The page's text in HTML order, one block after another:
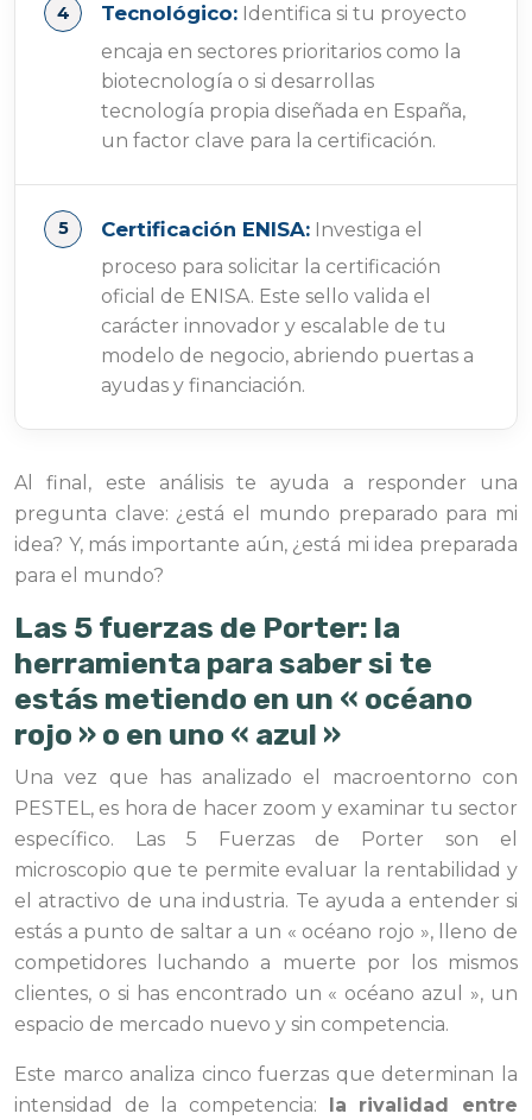
Tecnológico: Identifica si tu proyecto
encaja en sectores prioritarios como la
biotecnología o si desarrollas
tecnología propia diseñada en España,
un factor clave para la certificación.
Certificación ENISA: Investiga el
proceso para solicitar la certificación
oficial de ENISA. Este sello valida el
carácter innovador y escalable de tu
modelo de negocio, abriendo puertas a
ayudas y financiación.
Al final, este análisis te ayuda a responder una
pregunta clave: ¿está el mundo preparado para mi
idea? Y, más importante aún, ¿está mi idea preparada
para el mundo?
Las 5 fuerzas de Porter: la
herramienta para saber si te
estás metiendo en un « océano
rojo » o en uno « azul »
Una vez que has analizado el macroentorno con
PESTEL, es hora de hacer zoom y examinar tu sector
específico. Las 5 Fuerzas de Porter son el
microscopio que te permite evaluar la rentabilidad y
el atractivo de una industria. Te ayuda a entender si
estás a punto de saltar a un « océano rojo », lleno de
competidores luchando a muerte por los mismos
clientes, o si has encontrado un « océano azul », un
espacio de mercado nuevo y sin competencia.
Este marco analiza cinco fuerzas que determinan la
intensidad de la competencia: la rivalidad entre